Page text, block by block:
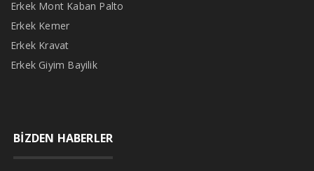
Erkek Mont Kaban Palto
Erkek Kemer
Erkek Kravat
Erkek Giyim Bayilik
BİZDEN HABERLER